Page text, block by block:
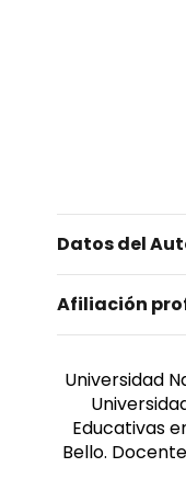
Datos del
Afiliación
Universidad
Educativas
Bello.